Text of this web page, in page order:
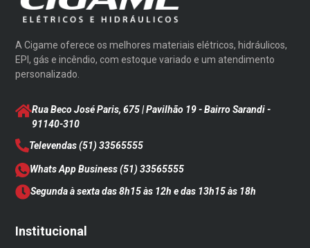
A Cigame oferece os melhores materiais elétricos, hidráulicos,
EPI, gás e incêndio, com estoque variado e um atendimento
personalizado.
Rua Beco José Paris, 675 | Pavilhão 19 - Bairro Sarandi-
91140-310
Televendas(51) 33565555
Whats App Business(51) 33565555
Segunda à sexta das 8h15 às 12h e das 13h15 às 18h
Institucional